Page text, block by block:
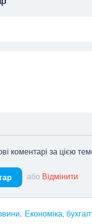
коментарі за цією
або Відмінити
Економіка,